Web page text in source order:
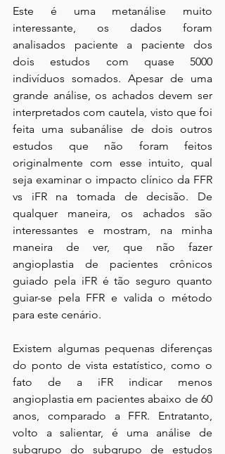
Este é uma metanálise muito
interessante, os dados foram
analisados paciente a paciente dos
dois estudos com quase 5000
indivíduos somados. Apesar de uma
grande análise, os achados devem ser
interpretados com cautela, visto que foi
feita uma subanálise de dois outros
estudos que não foram feitos
originalmente com esse intuito, qual
seja examinar o impacto clínico da FFR
vs iFR na tomada de decisão. De
qualquer maneira, os achados são
interessantes e mostram, na minha
maneira de ver, que não fazer
angioplastia de pacientes crônicos
guiado pela iFR é tão seguro quanto
guiar-se pela FFR e valida o método
para este cenário.
Existem algumas pequenas diferenças
do ponto de vista estatístico, como o
fato de a iFR indicar menos
angioplastia em pacientes abaixo de 60
anos, comparado a FFR. Entratanto,
volto a salientar, é uma análise de
subgrupo do subgrupo de estudos